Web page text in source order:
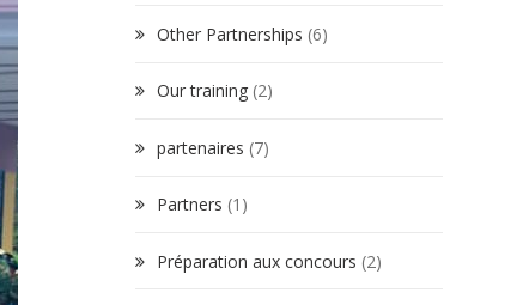
Other Partnerships (6)
Our training(2)
partenaires (7)
Partners (1)
Préparation aux concours (2)